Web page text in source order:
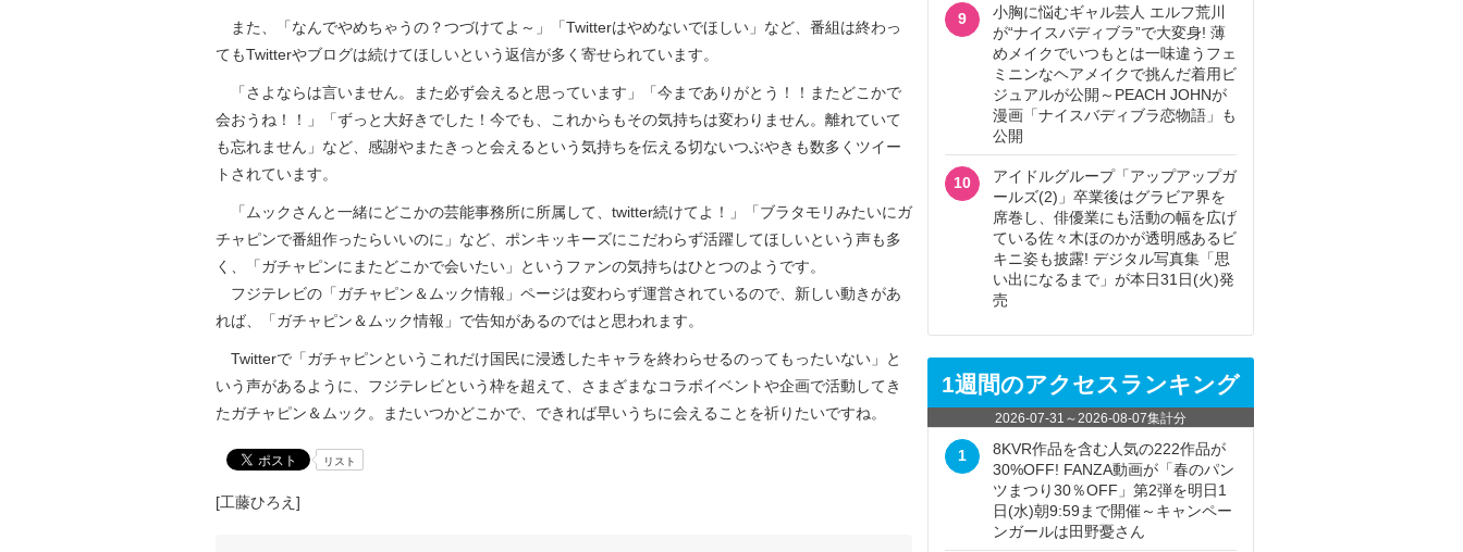
また、「なんでやめちゃうの？つづけてよ～」「Twitterはやめないでほしい」など、番組は終わっ
てもTwitterやブログは続けてほしいという返信が多く寄せられています。
「さよならは言いません。また必ず会えると思っています」「今までありがとう！！またどこかで
会おうね！！」「ずっと大好きでした！今でも、これからもその気持ちは変わりません。離れていて
も忘れません」など、感謝やまたきっと会えるという気持ちを伝える切ないつぶやきも数多くツイー
トされています。
「ムックさんと一緒にどこかの芸能事務所に所属して、twitter続けてよ！」「ブラタモリみたいにガ
チャピンで番組作ったらいいのに」など、ポンキッキーズにこだわらず活躍してほしいという声も多
く、「ガチャピンにまたどこかで会いたい」というファンの気持ちはひとつのようです。
フジテレビの「ガチャピン＆ムック情報」ページは変わらず運営されているので、新しい動きがあ
れば、「ガチャピン＆ムック情報」で告知があるのではと思われます。
Twitterで「ガチャピンというこれだけ国民に浸透したキャラを終わらせるのってもったいない」と
いう声があるように、フジテレビという枠を超えて、さまざまなコラボイベントや企画で活動してき
たガチャピン＆ムック。またいつかどこかで、できれば早いうちに会えることを祈りたいですね。
リスト
[工藤ひろえ]
9
小胸に悩むギャル芸人 エルフ荒川
が“ナイスバディブラ”で大変身! 薄
めメイクでいつもとは一味違うフェ
ミニンなヘアメイクで挑んだ着用ビ
ジュアルが公開～PEACH JOHNが
漫画「ナイスバディブラ恋物語」も
公開
10
アイドルグループ「アップアップガ
ールズ(2)」卒業後はグラビア界を
席巻し、俳優業にも活動の幅を広げ
ている佐々木ほのかが透明感あるビ
キニ姿も披露! デジタル写真集「思
い出になるまで」が本日31日(火)発
売
1週間のアクセスランキング
2026-07-31 ～2026-08-07集計分
1
8KVR作品を含む人気の222作品が
30%OFF! FANZA動画が「春のパン
ツまつり30％OFF」第2弾を明日1
日(水)朝9:59まで開催～キャンペー
ンガールは田野憂さん